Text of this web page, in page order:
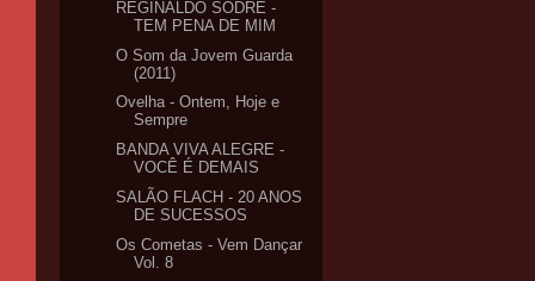
REGINALDO SODRÉ -
TEM PENA DE MIM
O Som da Jovem Guarda
(2011)
Ovelha - Ontem, Hoje e
Sempre
BANDA VIVA ALEGRE -
VOCÊ É DEMAIS
SALÃO FLACH - 20 ANOS
DE SUCESSOS
Os Cometas - Vem Dançar
Vol. 8